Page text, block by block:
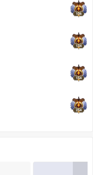
106
134
154
254